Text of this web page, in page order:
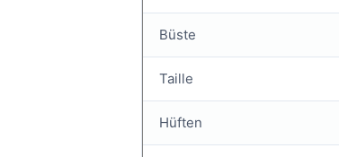
Büste
Taille
Hüften